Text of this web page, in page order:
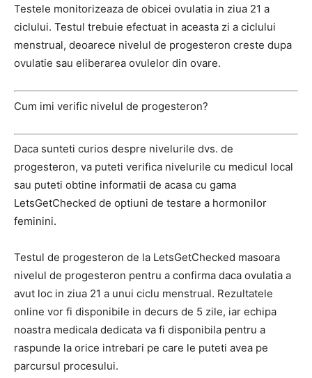
Testele monitorizeaza de obicei ovulatia in ziua 21 a
ciclului. Testul trebuie efectuat in aceasta zi a ciclului
menstrual, deoarece nivelul de progesteron creste dupa
ovulatie sau eliberarea ovulelor din ovare.
Cum imi verific nivelul de progesteron?
Daca sunteti curios despre nivelurile dvs. de
progesteron, va puteti verifica nivelurile cu medicul local
sau puteti obtine informatii de acasa cu gama
LetsGetChecked de optiuni de testare a hormonilor
feminini.
Testul de progesteron de la LetsGetChecked masoara
nivelul de progesteron pentru a confirma daca ovulatia a
avut loc in ziua 21 a unui ciclu menstrual. Rezultatele
online vor fi disponibile in decurs de 5 zile, iar echipa
noastra medicala dedicata va fi disponibila pentru a
raspunde la orice intrebari pe care le puteti avea pe
parcursul procesului.